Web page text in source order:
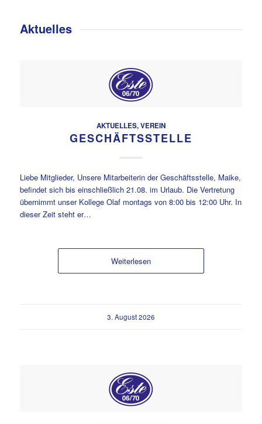
Aktuelles
AKTUELLES,VEREIN
GESCHÄFTSSTELLE
Liebe Mitglieder, Unsere Mitarbeiterin der Geschäftsstelle, Maike,
befindet sich bis einschließlich 21.08. im Urlaub. Die Vertretung
übernimmt unser Kollege Olaf montags von 8:00 bis 12:00 Uhr. In
dieser Zeit steht er…
Weiterlesen
3. August 2026